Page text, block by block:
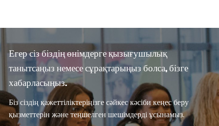
Егер сіз біздің өнімдерге қызығушылық
танытсаңыз немесе сұрақтарыңыз болса, бізге
хабарласыңыз.
Біз сіздің қажеттіліктеріңізге сәйкес кәсіби кеңес беру
қызметтерін және теңшелген шешімдерді ұсынамыз.